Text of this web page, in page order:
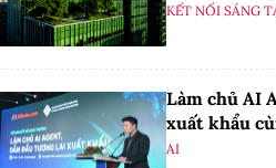
KẾT NỐI SÁNG
Làm chủ AI
xuất khẩu
AI